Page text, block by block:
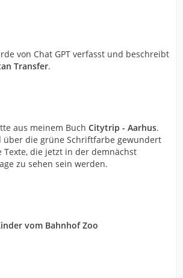
von Chat GPT verfasst und beschreibt
Transfer.
aus meinem Buch Citytrip - Aarhus.
über die grüne Schriftfarbe gewundert
Texte, die jetzt in der demnächst
zu sehen sein werden.
vom Bahnhof Zoo